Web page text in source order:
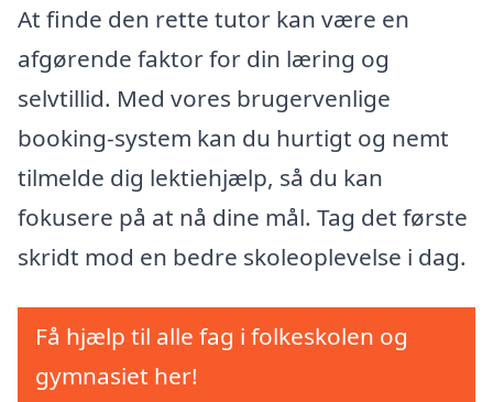
At finde den rette tutor kan være en
afgørende faktor for din læring og
selvtillid. Med vores brugervenlige
booking-system kan du hurtigt og nemt
tilmelde dig lektiehjælp, så du kan
fokusere på at nå dine mål. Tag det første
skridt mod en bedre skoleoplevelse i dag.
Få hjælp til alle fag i folkeskolen og
gymnasiet her!